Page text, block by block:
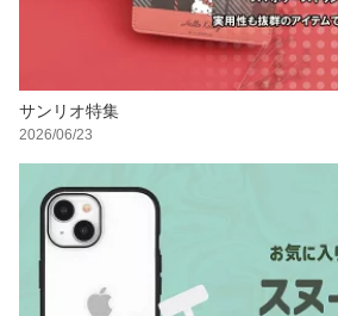
サンリオ特集
2026/06/23